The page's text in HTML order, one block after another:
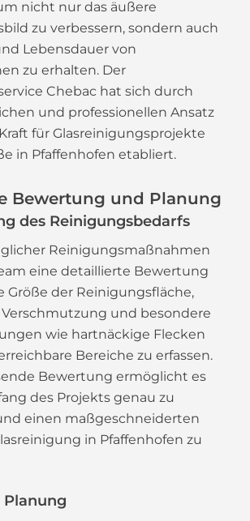
nicht nur das äußere
zu verbessern, sondern auch
Lebensdauer von
zu erhalten. Der
Chebac hat sich durch
und professionellen Ansatz
für Glasreinigungsprojekte
in Pfaffenhofen etabliert.
Bewertung und Planung
des Reinigungsbedarfs
Reinigungsmaßnahmen
eine detaillierte Bewertung
Größe der Reinigungsfläche,
Verschmutzung und besondere
wie hartnäckige Flecken
Bereiche zu erfassen.
Bewertung ermöglicht es
des Projekts genau zu
einen maßgeschneiderten
in Pfaffenhofen zu